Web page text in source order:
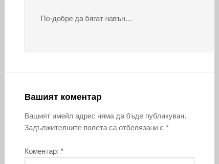
По-добре да бягат навън…
Вашият коментар
Вашият имейл адрес няма да бъде публикуван.
Задължителните полета са отбелязани с *
Коментар: *